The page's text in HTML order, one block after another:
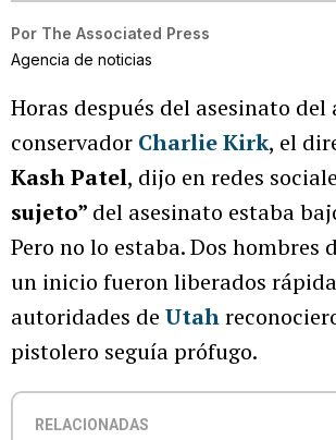
Por The Associated Press
Agencia de noticias
Horas después del asesinato
conservador Charlie Kirk, el
Kash Patel, dijo en redes
sujeto” del asesinato estaba
Pero no lo estaba. Dos hombres
un inicio fueron liberados
autoridades de Utah
pistolero seguía prófugo.
RELACIONADAS